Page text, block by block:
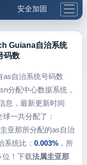
安全加固
更多工具
Guiana自治系统
码数
as自治系统号码数
分配中心数据系统，
息，最新更新时间
一共分配了：
亚那所分配的as自治
统比： 0.003%，所
位！下载法属圭亚那